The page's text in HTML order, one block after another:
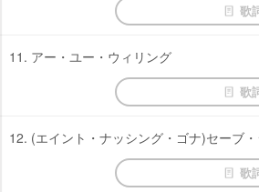
歌
11. アー・ユー・ウィリング
歌
12. (エイント・ナッシング・ゴナ)セーブ
歌